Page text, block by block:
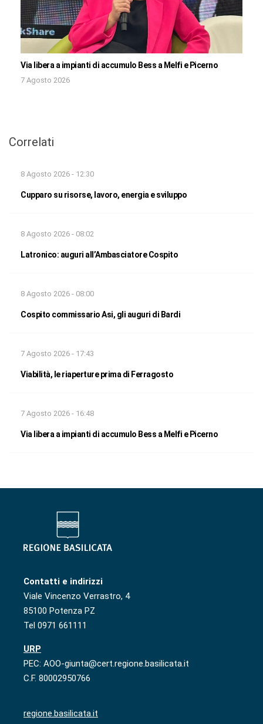
Via libera a impianti di accumulo Bess a Melfi e Picerno
7 Agosto 2026
Correlati
8 Agosto 2026 - 12:30
Cupparo su risorse, lavoro, energia e sviluppo
8 Agosto 2026 - 08:02
Latronico: auguri all’Ambasciatore Cospito
8 Agosto 2026 - 08:00
Cospito commissario Asi, gli auguri di Bardi
7 Agosto 2026 - 17:43
Viabilità, le riaperture prima di Ferragosto
7 Agosto 2026 - 16:48
Via libera a impianti di accumulo Bess a Melfi e Picerno
Contatti e indirizzi
Viale Vincenzo Verrastro, 4
85100 Potenza PZ
Tel 0971 661111
URP
PEC: AOO-giunta@cert.regione.basilicata.it
C.F. 80002950766
regione.basilicata.it